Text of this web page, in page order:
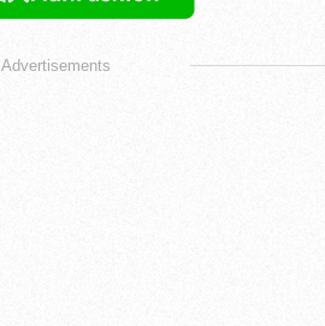
Advertisements